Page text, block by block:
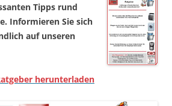
Tipps rund
Informieren Sie sich
auf unseren
herunterladen